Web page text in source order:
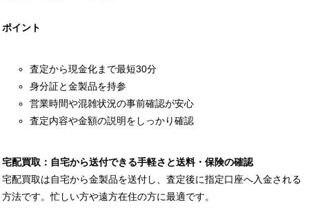
ポイント
査定から現金化まで最短30分
身分証と金製品を持参
営業時間や混雑状況の事前確認が安心
査定内容や金額の説明をしっかり確認
宅配買取：自宅から送付できる手軽さと送料・保険の確認
宅配買取は自宅から金製品を送付し、査定後に指定口座へ入金される
方法です。忙しい方や遠方在住の方に最適です。